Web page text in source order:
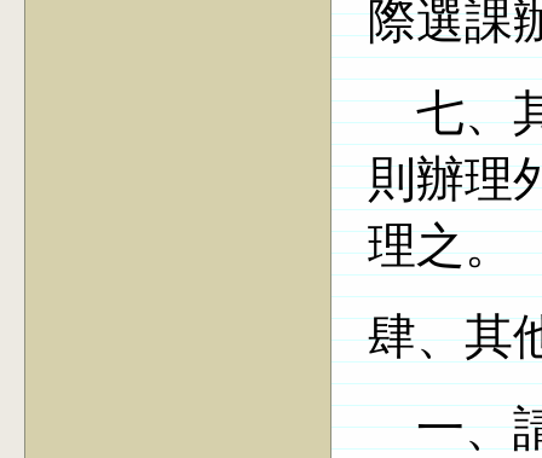
際選課
七、其
則辦理
理之。
肆、其
一、